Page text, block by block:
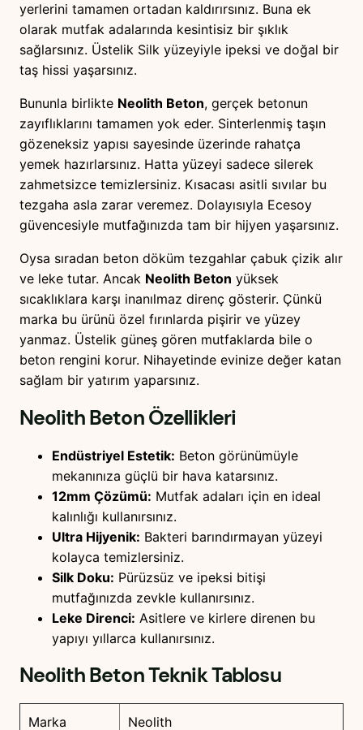
yerlerini tamamen ortadan kaldırırsınız. Buna ek
olarak mutfak adalarında kesintisiz bir şıklık
sağlarsınız. Üstelik Silk yüzeyiyle ipeksi ve doğal bir
taş hissi yaşarsınız.
Bununla birlikte Neolith Beton, gerçek betonun
zayıflıklarını tamamen yok eder. Sinterlenmiş taşın
gözeneksiz yapısı sayesinde üzerinde rahatça
yemek hazırlarsınız. Hatta yüzeyi sadece silerek
zahmetsizce temizlersiniz. Kısacası asitli sıvılar bu
tezgaha asla zarar veremez. Dolayısıyla Ecesoy
güvencesiyle mutfağınızda tam bir hijyen yaşarsınız.
Oysa sıradan beton döküm tezgahlar çabuk çizik alır
ve leke tutar. Ancak Neolith Beton yüksek
sıcaklıklara karşı inanılmaz direnç gösterir. Çünkü
marka bu ürünü özel fırınlarda pişirir ve yüzey
yanmaz. Üstelik güneş gören mutfaklarda bile o
beton rengini korur. Nihayetinde evinize değer katan
sağlam bir yatırım yaparsınız.
Neolith BetonÖzellikleri
Endüstriyel Estetik: Beton görünümüyle
mekanınıza güçlü bir hava katarsınız.
12mm Çözümü: Mutfak adaları için en ideal
kalınlığı kullanırsınız.
Ultra Hijyenik: Bakteri barındırmayan yüzeyi
kolayca temizlersiniz.
Silk Doku: Pürüzsüz ve ipeksi bitişi
mutfağınızda zevkle kullanırsınız.
Leke Direnci: Asitlere ve kirlere direnen bu
yapıyı yıllarca kullanırsınız.
Neolith BetonTeknik Tablosu
Marka Neolith